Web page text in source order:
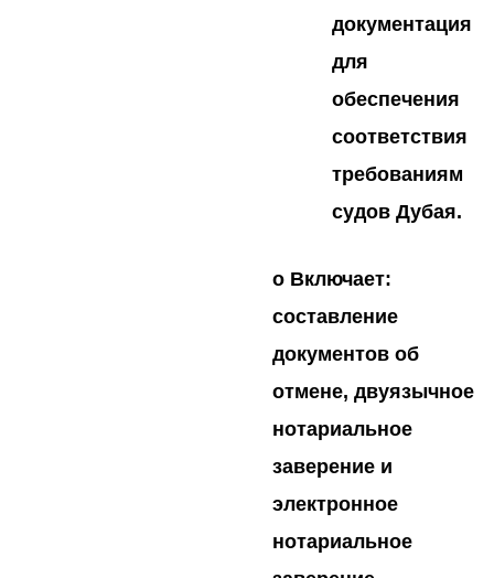
документация
для
обеспечения
соответствия
требованиям
судов Дубая.
o Включает:
составление
документов об
отмене, двуязычное
нотариальное
заверение и
электронное
нотариальное